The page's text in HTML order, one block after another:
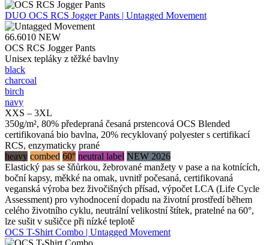
DUO OCS RCS Jogger Pants | Untagged Movement
66.6010 NEW
OCS RCS Jogger Pants
Unisex tepláky z těžké bavlny
black
charcoal
birch
navy
XXS – 3XL
350g/m², 80% předepraná česaná prstencová OCS Blended
certifikovaná bio bavlna, 20% recyklovaný polyester s certifikací
RCS, enzymaticky prané
heavy combed 60° neutral label NEW 2026
Elastický pas se šňůrkou, žebrované manžety v pase a na kotnících,
boční kapsy, měkké na omak, uvnitř počesaná, certifikovaná
veganská výroba bez živočišných přísad, výpočet LCA (Life Cycle
Assessment) pro vyhodnocení dopadu na životní prostředí během
celého životního cyklu, neutrální velikostní štítek, pratelné na 60°,
lze sušit v sušičce při nízké teplotě
OCS T-Shirt Combo | Untagged Movement